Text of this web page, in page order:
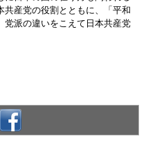
産党の役割とともに、「平和
党派の違いをこえて日本共産党